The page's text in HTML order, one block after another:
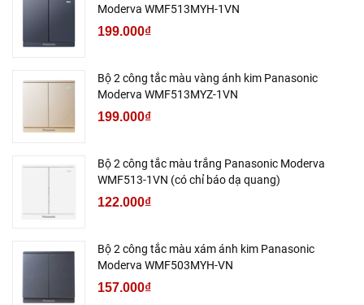
Moderva WMF513MYH-1VN
199.000₫
Bộ 2 công tắc màu vàng ánh kim Panasonic
Moderva WMF513MYZ-1VN
199.000₫
Bộ 2 công tắc màu trắng Panasonic Moderva
WMF513-1VN (có chỉ báo dạ quang)
122.000₫
Bộ 2 công tắc màu xám ánh kim Panasonic
Moderva WMF503MYH-VN
157.000₫